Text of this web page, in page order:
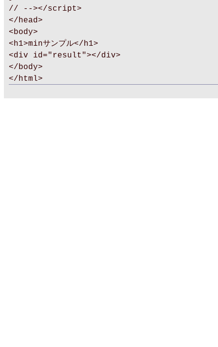
// --></script>
</head>
<body>
<h1>minサンプル</h1>
<div id="result"></div>
</body>
</html>